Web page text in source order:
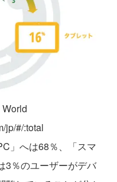
jp/#/:total
」へは68％、「スマ
3％のユーザーがデバ